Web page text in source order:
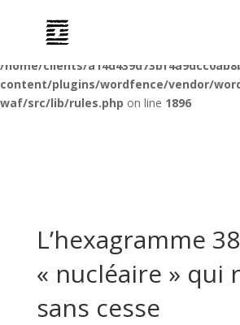
Deprecated : preg_replace(): Passing null to
of type array|string is deprecated in
/home/clients/
content/plugins/wordfence/vendor/
waf/src/lib/rules.php on line 1896
L’hexagramme
« nucléaire » qui
sans cesse